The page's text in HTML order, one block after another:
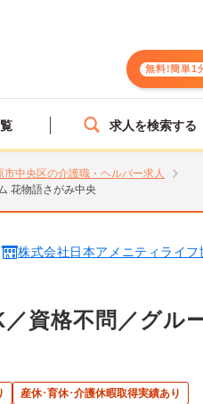
無料!簡単1
求人を検索する
市中央区の介護職・ヘルパー求人
花物語さがみ中央
株式会社日本アメニティライフ
／資格不問／グル
産休･育休･介護休暇取得実績あり